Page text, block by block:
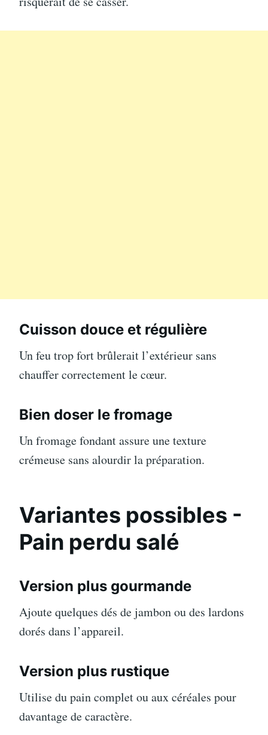
Cuisson douce et régulière
Un feu trop fort brûlerait l’extérieur sans
chauffer correctement le cœur.
Bien doser le fromage
Un fromage fondant assure une texture
crémeuse sans alourdir la préparation.
Variantes possibles -
Pain perdu salé
Version plus gourmande
Ajoute quelques dés de jambon ou des lardons
dorés dans l’appareil.
Version plus rustique
Utilise du pain complet ou aux céréales pour
davantage de caractère.